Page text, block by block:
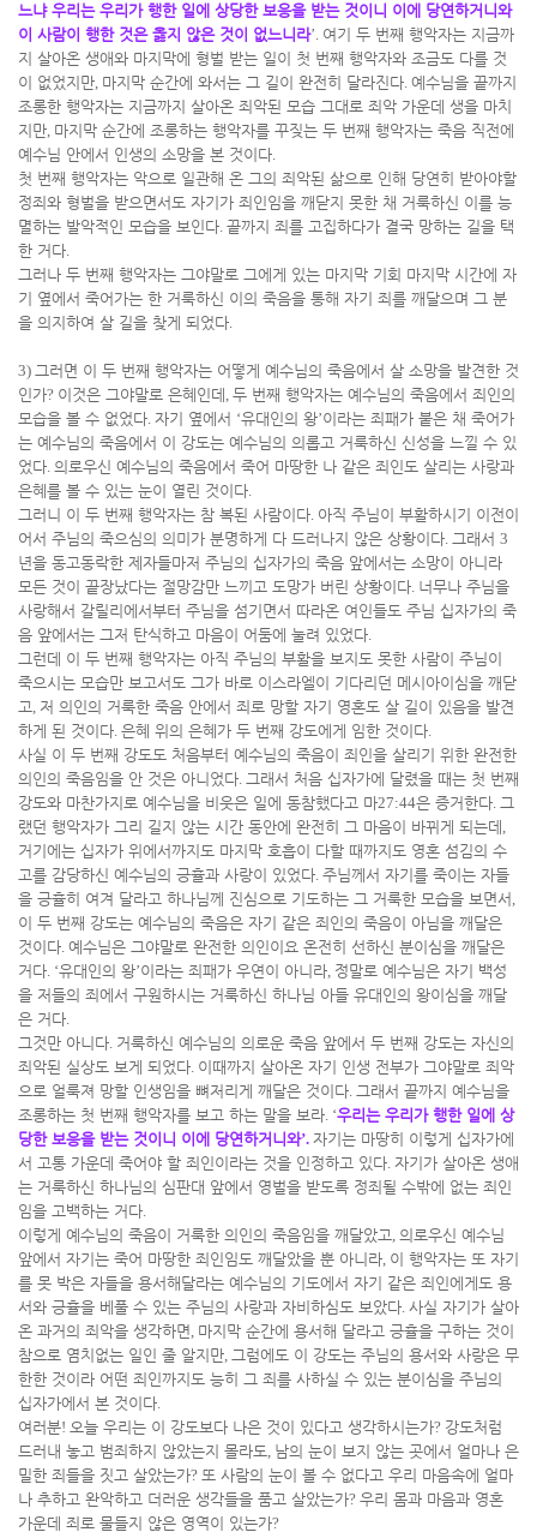
느냐 우리는 우리가 행한 일에 상당한 보응을 받는 것이니 이에 당연하거니와
이 사람이 행한 것은 옳지 않은 것이 없느니라’. 여기 두 번째 행악자는 지금까
지 살아온 생애와 마지막에 형벌 받는 일이 첫 번째 행악자와 조금도 다를 것
이 없었지만, 마지막 순간에 와서는 그 길이 완전히 달라진다. 예수님을 끝까지
조롱한 행악자는 지금까지 살아온 죄악된 모습 그대로 죄악 가운데 생을 마치
지만, 마지막 순간에 조롱하는 행악자를 꾸짖는 두 번째 행악자는 죽음 직전에
예수님 안에서 인생의 소망을 본 것이다.
첫 번째 행악자는 악으로 일관해 온 그의 죄악된 삶으로 인해 당연히 받아야할
정죄와 형벌을 받으면서도 자기가 죄인임을 깨닫지 못한 채 거룩하신 이를 능
멸하는 발악적인 모습을 보인다. 끝까지 죄를 고집하다가 결국 망하는 길을 택
한 거다.
그러나 두 번째 행악자는 그야말로 그에게 있는 마지막 기회 마지막 시간에 자
기 옆에서 죽어가는 한 거룩하신 이의 죽음을 통해 자기 죄를 깨달으며 그 분
을 의지하여 살 길을 찾게 되었다.
3) 그러면 이 두 번째 행악자는 어떻게 예수님의 죽음에서 살 소망을 발견한 것
인가? 이것은 그야말로 은혜인데 , 두 번째 행악자는 예수님의 죽음에서 죄인의
모습을 볼 수 없었다. 자기 옆에서 ‘유대인의 왕’이라는 죄패가 붙은 채 죽어가
는 예수님의 죽음에서 이 강도는 예수님의 의롭고 거룩하신 신성을 느낄 수 있
었다. 의로우신 예수님의 죽음에서 죽어 마땅한 나 같은 죄인도 살리는 사랑과
은혜를 볼 수 있는 눈이 열린 것이다.
그러니 이 두 번째 행악자는 참 복된 사람이다. 아직 주님이 부활하시기 이전이
어서 주님의 죽으심의 의미가 분명하게 다 드러나지 않은 상황이다. 그래서 3
년을 동고동락한 제자들마저 주님의 십자가의 죽음 앞에서는 소망이 아니라
모든 것이 끝장났다는 절망감만 느끼고 도망가 버린 상황이다. 너무나 주님을
사랑해서 갈릴리에서부터 주님을 섬기면서 따라온 여인들도 주님 십자가의 죽
음 앞에서는 그저 탄식하고 마음이 어둠에 눌려 있었다.
그런데 이 두 번째 행악자는 아직 주님의 부활을 보지도 못한 사람이 주님이
죽으시는 모습만 보고서도 그가 바로 이스라엘이 기다리던 메시아이심을 깨닫
고, 저 의인의 거룩한 죽음 안에서 죄로 망할 자기 영혼도 살 길이 있음을 발견
하게 된 것이다. 은혜 위의 은혜가 두 번째 강도에게 임한 것이다.
사실 이 두 번째 강도도 처음부터 예수님의 죽음이 죄인을 살리기 위한 완전한
의인의 죽음임을 안 것은 아니었다. 그래서 처음 십자가에 달렸을 때는 첫 번째
강도와 마찬가지로 예수님을 비웃은 일에 동참했다고 마27:44은 증거한다. 그
랬던 행악자가 그리 길지 않는 시간 동안에 완전히 그 마음이 바뀌게 되는데 ,
거기에는 십자가 위에서까지도 마지막 호흡이 다할 때까지도 영혼 섬김의 수
고를 감당하신 예수님의 긍휼과 사랑이 있었다. 주님께서 자기를 죽이는 자들
을 긍휼히 여겨 달라고 하나님께 진심으로 기도하는 그 거룩한 모습을 보면서 ,
이 두 번째 강도는 예수님의 죽음은 자기 같은 죄인의 죽음이 아님을 깨달은
것이다. 예수님은 그야말로 완전한 의인이요 온전히 선하신 분이심을 깨달은
거다. ‘유대인의 왕’이라는 죄패가 우연이 아니라, 정말로 예수님은 자기 백성
을 저들의 죄에서 구원하시는 거룩하신 하나님 아들 유대인의 왕이심을 깨달
은 거다.
그것만 아니다. 거룩하신 예수님의 의로운 죽음 앞에서 두 번째 강도는 자신의
죄악된 실상도 보게 되었다. 이때까지 살아온 자기 인생 전부가 그야말로 죄악
으로 얼룩져 망할 인생임을 뼈저리게 깨달은 것이다. 그래서 끝까지 예수님을
조롱하는 첫 번째 행악자를 보고 하는 말을 보라. ‘우리는 우리가 행한 일에 상
당한 보응을 받는 것이니 이에 당연하거니와’. 자기는 마땅히 이렇게 십자가에
서 고통 가운데 죽어야 할 죄인이라는 것을 인정하고 있다. 자기가 살아온 생애
는 거룩하신 하나님의 심판대 앞에서 영벌을 받도록 정죄될 수밖에 없는 죄인
임을 고백하는 거다.
이렇게 예수님의 죽음이 거룩한 의인의 죽음임을 깨달았고, 의로우신 예수님
앞에서 자기는 죽어 마땅한 죄인임도 깨달았을 뿐 아니라, 이 행악자는 또 자기
를 못 박은 자들을 용서해달라는 예수님의 기도에서 자기 같은 죄인에게도 용
서와 긍휼을 베풀 수 있는 주님의 사랑과 자비하심도 보았다. 사실 자기가 살아
온 과거의 죄악을 생각하면, 마지막 순간에 용서해 달라고 긍휼을 구하는 것이
참으로 염치없는 일인 줄 알지만, 그럼에도 이 강도는 주님의 용서와 사랑은 무
한한 것이라 어떤 죄인까지도 능히 그 죄를 사하실 수 있는 분이심을 주님의
십자가에서 본 것이다.
여러분! 오늘 우리는 이 강도보다 나은 것이 있다고 생각하시는가? 강도처럼
드러내 놓고 범죄하지 않았는지 몰라도, 남의 눈이 보지 않는 곳에서 얼마나 은
밀한 죄들을 짓고 살았는가? 또 사람의 눈이 볼 수 없다고 우리 마음속에 얼마
나 추하고 완악하고 더러운 생각들을 품고 살았는가? 우리 몸과 마음과 영혼
가운데 죄로 물들지 않은 영역이 있는가?